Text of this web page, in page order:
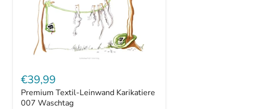
Textil-
Leinwand
Karikatiere
007
€39,99
Premium Textil-Leinwand Karikatiere
007 Waschtag